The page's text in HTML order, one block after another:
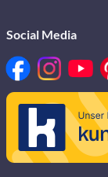
Social Media